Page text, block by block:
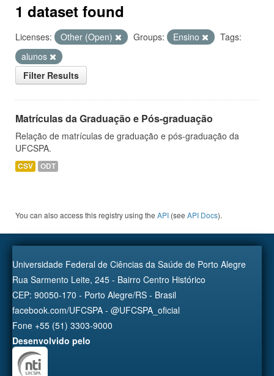
1 dataset found
Licenses: Other (Open) Groups: Ensino
Tags:
alunos
Filter Results
Matrículas da Graduação e Pós-graduação
Relação de matrículas de graduação e pós-graduação da
UFCSPA.
CSV ODT
You can also access this registry using the API (see API Docs).
Universidade Federal de Ciências da Saúde de Porto Alegre
Rua Sarmento Leite, 245 - Bairro Centro Histórico
CEP: 90050-170 - Porto Alegre/RS - Brasil
facebook.com/UFCSPA - @UFCSPA_oficial
Fone +55 (51) 3303-9000
Desenvolvido pelo